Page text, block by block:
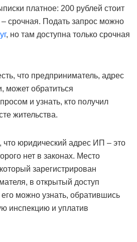
платное: 200 рублей стоит
срочная. Подать запрос можно
, но там доступна только срочная
что предприниматель, адрес
может обратиться
и узнать, кто получил
жительства.
что юридический адрес ИП – это
нет в законах. Место
зарегистрирован
в открытый доступ
можно узнать, обратившись
инспекцию и уплатив